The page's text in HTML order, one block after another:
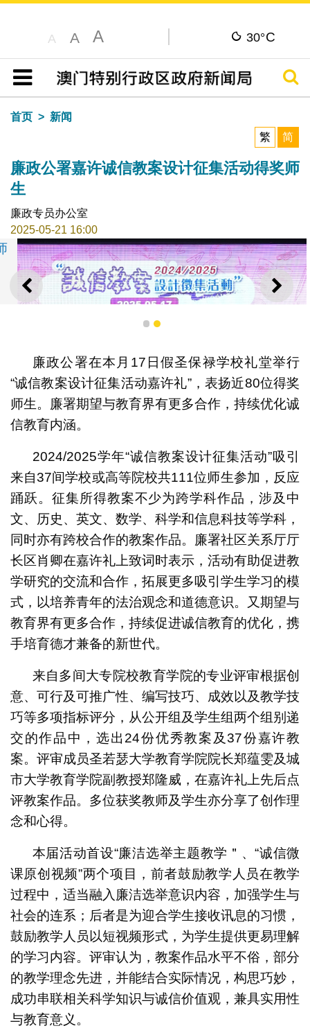
A A A 30°C
目录
搜寻
首页
新闻
繁
简
廉政公署嘉许诚信教案设计征集活动得奖师
生
廉政专员办公室
2025-05-21 16:00
上一则 下一
获奖老师分享教案设计心得
1 2
廉政公署在本月17日假圣保禄学校礼堂举行
“诚信教案设计征集活动嘉许礼”，表扬近80位得奖
师生。廉署期望与教育界有更多合作，持续优化诚
信教育内涵。
2024/2025学年“诚信教案设计征集活动”吸引
来自37间学校或高等院校共111位师生参加，反应
踊跃。征集所得教案不少为跨学科作品，涉及中
文、历史、英文、数学、科学和信息科技等学科，
同时亦有跨校合作的教案作品。廉署社区关系厅厅
长区肖卿在嘉许礼上致词时表示，活动有助促进教
学研究的交流和合作，拓展更多吸引学生学习的模
式，以培养青年的法治观念和道德意识。又期望与
教育界有更多合作，持续促进诚信教育的优化，携
手培育德才兼备的新世代。
来自多间大专院校教育学院的专业评审根据创
意、可行及可推广性、编写技巧、成效以及教学技
巧等多项指标评分，从公开组及学生组两个组别递
交的作品中，选出24份优秀教案及37份嘉许教
案。评审成员圣若瑟大学教育学院院长郑蕴雯及城
市大学教育学院副教授郑隆威，在嘉许礼上先后点
评教案作品。多位获奖教师及学生亦分享了创作理
念和心得。
本届活动首设“廉洁选举主题教学＂、“诚信微
课原创视频”两个项目，前者鼓励教学人员在教学
过程中，适当融入廉洁选举意识内容，加强学生与
社会的连系；后者是为迎合学生接收讯息的习惯，
鼓励教学人员以短视频形式，为学生提供更易理解
的学习内容。评审认为，教案作品水平不俗，部分
的教学理念先进，并能结合实际情况，构思巧妙，
成功串联相关科学知识与诚信价值观，兼具实用性
与教育意义。